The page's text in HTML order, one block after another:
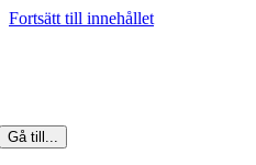
Fortsätt till innehållet
Gå till...